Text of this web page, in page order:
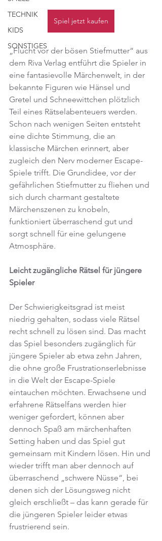
TECHNIK
KIDS
SONSTIGES
Spiel jetzt kaufen
„Flucht vor der bösen Stiefmutter“ aus
dem Riva Verlag entführt die Spieler in
eine fantasievolle Märchenwelt, in der
bekannte Figuren wie Hänsel und
Gretel und Schneewittchen plötzlich
Teil eines Rätselabenteuers werden.
Schon nach wenigen Seiten entsteht
eine dichte Stimmung, die an
klassische Märchen erinnert, aber
zugleich den Nerv moderner Escape-
Spiele trifft. Die Grundidee, vor der
gefährlichen Stiefmutter zu fliehen und
sich durch charmant gestaltete
Märchenszenen zu knobeln,
funktioniert überraschend gut und
sorgt schnell für eine gelungene
Atmosphäre.
Leicht zugängliche Rätsel für jüngere
Spieler
Der Schwierigkeitsgrad ist meist
niedrig gehalten, sodass viele Rätsel
recht schnell zu lösen sind. Das macht
das Spiel besonders zugänglich für
jüngere Spieler ab etwa zehn Jahren,
die ohne große Frustrationserlebnisse
in die Welt der Escape-Spiele
eintauchen möchten. Erwachsene und
erfahrene Rätselfans werden hier
weniger gefordert, können aber
dennoch Spaß am märchenhaften
Setting haben und das Spiel gut
gemeinsam mit Kindern lösen. Hin und
wieder trifft man aber dennoch auf
überraschend „schwere Nüsse“, bei
denen sich der Lösungsweg nicht
gleich erschließt – das kann gerade für
die jüngeren Spieler leider etwas
frustrierend sein.